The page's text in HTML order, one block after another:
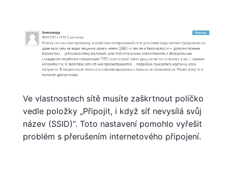
Ve vlastnostech sítě musíte zaškrtnout políčko
vedle položky „Připojit, i když síť nevysílá svůj
název (SSID)“. Toto nastavení pomohlo vyřešit
problém s přerušením internetového připojení.